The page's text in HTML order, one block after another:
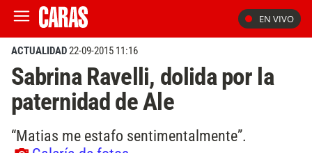
EN VIVO
ACTUALIDAD22-09-2015 11:16
Sabrina Ravelli, dolida por la
paternidad de Ale
“Matias me estafo sentimentalmente”.